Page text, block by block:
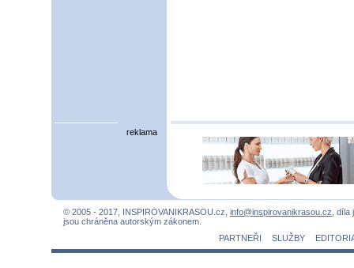
reklama
© 2005 - 2017, INSPIROVANIKRASOU.cz, info@inspirovanikrasou.cz ,
jsou chráněna autorským zákonem.
PARTNEŘI
SLUŽBY